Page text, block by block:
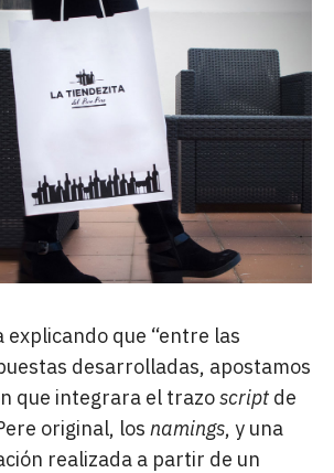
explicando que “entre las
desarrolladas, apostamos
que integrara el trazoscript de
original, los namings, y una
realizada a partir de un